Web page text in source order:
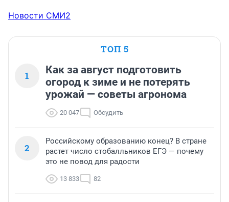
Новости СМИ2
ТОП 5
1
Как за август подготовить
огород к зиме и не потерять
урожай — советы агронома
20 047 Обсудить
2
Российскому образованию конец? В стране
растет число стобалльников ЕГЭ — почему
это не повод для радости
13 833 82